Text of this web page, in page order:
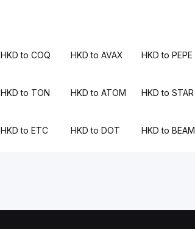
HKD to COQ HKD to AVAX HKD to PEPE
HKD to TON HKD to ATOM HKD to STAR
HKD to ETC HKD to DOT HKD to BEAM